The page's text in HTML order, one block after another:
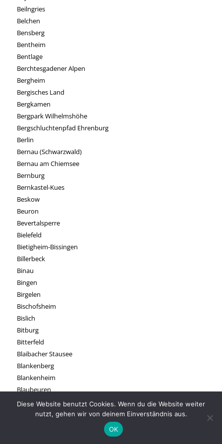
Beilngries
Belchen
Bensberg
Bentheim
Bentlage
Berchtesgadener Alpen
Bergheim
Bergisches Land
Bergkamen
Bergpark Wilhelmshöhe
Bergschluchtenpfad Ehrenburg
Berlin
Bernau (Schwarzwald)
Bernau am Chiemsee
Bernburg
Bernkastel-Kues
Beskow
Beuron
Bevertalsperre
Bielefeld
Bietigheim-Bissingen
Billerbeck
Binau
Bingen
Birgelen
Bischofsheim
Bislich
Bitburg
Bitterfeld
Blaibacher Stausee
Blankenberg
Blankenheim
Blaubeuren
Bleidenberg
Bleßberg
Diese Website benutzt Cookies. Wenn du die Website weiter
nutzt, gehen wir von deinem Einverständnis aus.
OK